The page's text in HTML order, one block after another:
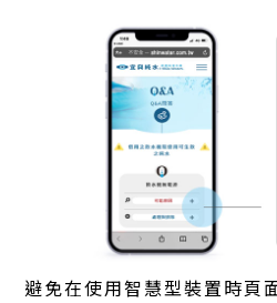
避免在使用智慧型裝置時頁